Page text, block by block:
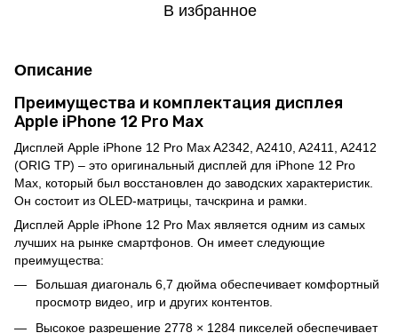
В избранное
Описание
Преимущества и комплектация дисплея
Apple iPhone 12 Pro Max
Дисплей Apple iPhone 12 Pro Max A2342, A2410, A2411, A2412
(ORIG TP) – это оригинальный дисплей для iPhone 12 Pro
Max, который был восстановлен до заводских характеристик.
Он состоит из OLED-матрицы, тачскрина и рамки.
Дисплей Apple iPhone 12 Pro Max является одним из самых
лучших на рынке смартфонов. Он имеет следующие
преимущества:
Большая диагональ 6,7 дюйма обеспечивает комфортный
просмотр видео, игр и других контентов.
Высокое разрешение 2778 × 1284 пикселей обеспечивает